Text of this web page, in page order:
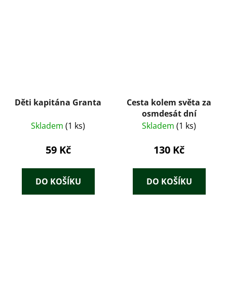
Děti kapitána Granta
Skladem (1 ks)
59 Kč
DO KOŠÍKU
Cesta kolem světa za
osmdesát dní
Skladem (1 ks)
130 Kč
DO KOŠÍKU